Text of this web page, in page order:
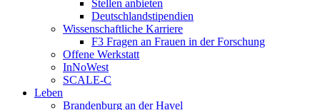
Stellen anbieten
Deutschlandstipendien
Wissenschaftliche Karriere
F3 Fragen an Frauen in der Forschung
Offene Werkstatt
InNoWest
SCALE-C
Leben
Brandenburg an der Havel